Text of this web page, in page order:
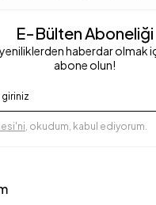
E-Bülten Aboneliği
haberdar olmak
abone olun!
, okudum, kabul ediyorum.